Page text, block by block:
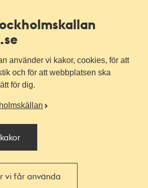
använder vi kakor, cookies, för att
och för att webbplatsen ska
för dig.
vi får använda